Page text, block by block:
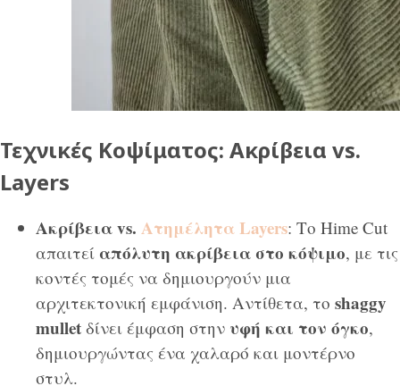
Τεχνικές Κοψίματος: Ακρίβεια vs.
Layers
Ακρίβεια vs. Ατημέλητα Layers: Το Hime Cut
απαιτεί απόλυτη ακρίβεια στο κόψιμο, με τις
κοντές τομές να δημιουργούν μια
αρχιτεκτονική εμφάνιση. Αντίθετα, το shaggy
mullet δίνει έμφαση στην υφή και τον όγκο,
δημιουργώντας ένα χαλαρό και μοντέρνο
στυλ.